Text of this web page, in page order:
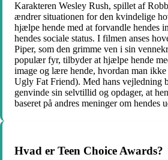
Karakteren Wesley Rush, spillet af
ændrer situationen for den kvindelige
hjælpe hende med at forvandle hendes
hendes sociale status. I filmen anses
Piper, som den grimme ven i sin
populær fyr, tilbyder at hjælpe hende
image og lære hende, hvordan man
Ugly Fat Friend). Med hans vejledning
genvinde sin selvtillid og opdager, at
baseret på andres meninger om hendes
Hvad er Teen Choice Awards?